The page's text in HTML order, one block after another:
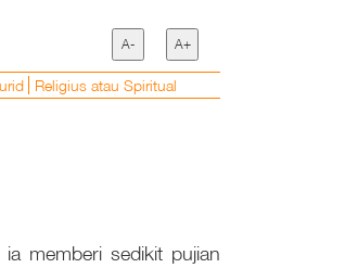
A- A+
Religius atau Spiritual
memberi sedikit pujian